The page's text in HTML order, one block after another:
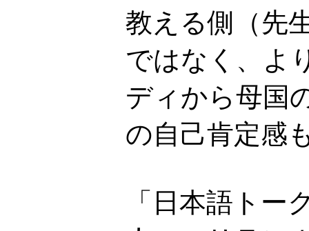
教える側（先
ではなく、よ
ディから母国
の自己肯定感
「日本語ト